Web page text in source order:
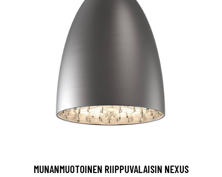
MUNANMUOTOINEN RIIPPUVALAISIN NEXUS